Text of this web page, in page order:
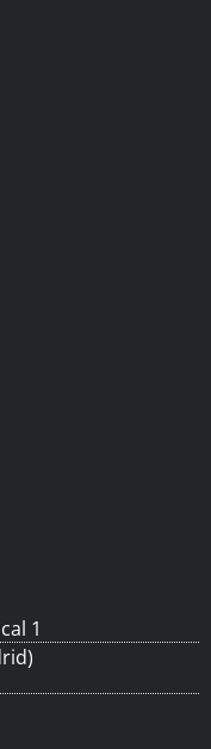
1